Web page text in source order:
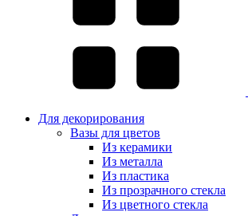
Для декорирования
Вазы для цветов
Из керамики
Из металла
Из пластика
Из прозрачного стекла
Из цветного стекла